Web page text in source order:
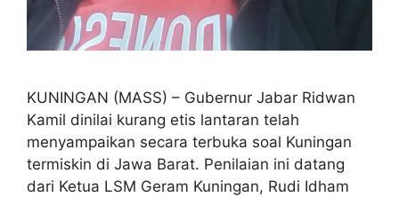
KUNINGAN (MASS) – Gubernur Jabar Ridwan
Kamil dinilai kurang etis lantaran telah
menyampaikan secara terbuka soal Kuningan
termiskin di Jawa Barat. Penilaian ini datang
dari Ketua LSM Geram Kuningan, Rudi Idham